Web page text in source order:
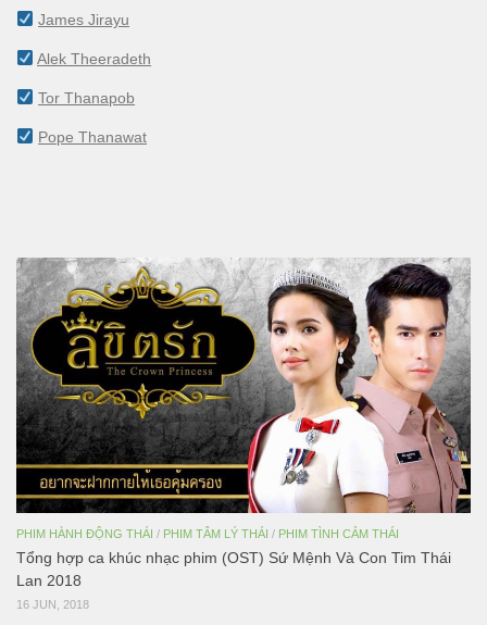
James Jirayu
Alek Theeradeth
Tor Thanapob
Pope Thanawat
PHIM HÀNH ĐỘNG THÁI / PHIM TÂM LÝ THÁI / PHIM TÌNH CẢM THÁI
Tổng hợp ca khúc nhạc phim (OST) Sứ Mệnh Và Con Tim Thái
Lan 2018
16 JUN, 2018